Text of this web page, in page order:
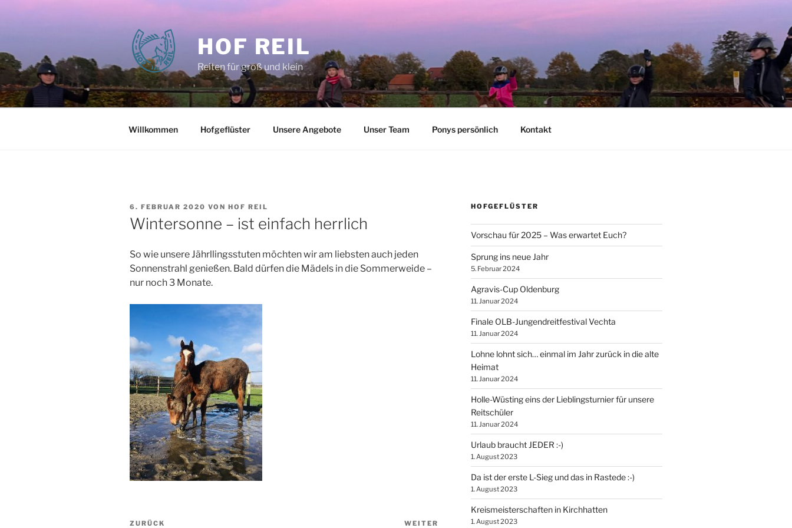
HOF REIL
Reiten für groß und klein
Willkommen Hofgeflüster Unsere Angebote Unser Team Ponys persönlich Kontakt
VERÖFFENTLICHT
AM
6. FEBRUAR 2020 VON HOF REIL
Wintersonne – ist einfach herrlich
So wie unsere Jährllingsstuten möchten wir am liebsten auch jeden
Sonnenstrahl genießen. Bald dürfen die Mädels in die Sommerweide –
nur noch 3 Monate.
Beitragsnavigation
Vorheriger
ZURÜCK Nächster
WEITER
HOFGEFLÜSTER
Vorschau für 2025 – Was erwartet Euch?
Sprung ins neue Jahr
5. Februar 2024
Agravis-Cup Oldenburg
11. Januar 2024
Finale OLB-Jungendreitfestival Vechta
11. Januar 2024
Lohne lohnt sich… einmal im Jahr zurück in die alte
Heimat
11. Januar 2024
Holle-Wüsting eins der Lieblingsturnier für unsere
Reitschüler
11. Januar 2024
Urlaub braucht JEDER :-)
1. August 2023
Da ist der erste L-Sieg und das in Rastede :-)
1. August 2023
Kreismeisterschaften in Kirchhatten
1. August 2023